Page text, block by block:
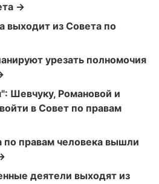
→
выходит из Совета по
урезать полномочия
Шевчуку, Романовой и
в Совет по правам
по правам человека вышли
деятели выходят из